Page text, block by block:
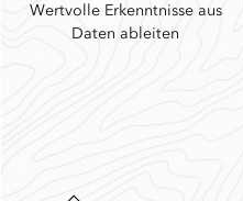
Wertvolle Erkenntnisse aus
Daten ableiten